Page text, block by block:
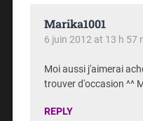
Marika1001
6 juin 2012 at 13 h 57
Moi aussi j'aimerai
trouver d'occasion ^^
REPLY